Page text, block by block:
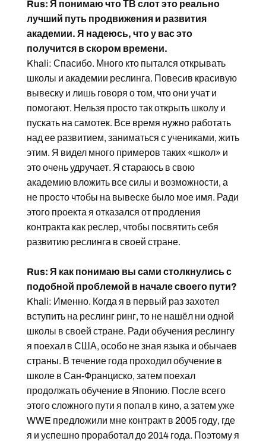
Rus: Я понимаю что ТВ слот это реально
лучший путь продвижения и развития
академии. Я надеюсь, что у вас это
получится в скором времени.
Khali: Спасибо. Много кто пытался открывать
школы и академии реслинга. Повесив красивую
вывеску и лишь говоря о том, что они учат и
помогают. Нельзя просто так открыть школу и
пускать на самотек. Все время нужно работать
над ее развитием, заниматься с учениками, жить
этим. Я видел много примеров таких «школ» и
это очень удручает. Я стараюсь в свою
академию вложить все силы и возможности, а
не просто чтобы на вывеске было мое имя. Ради
этого проекта я отказался от продления
контракта как реслер, чтобы посвятить себя
развитию реслинга в своей стране.
Rus: Я как понимаю вы сами столкнулись с
подобной проблемой в начале своего пути?
Khali: Именно. Когда я в первый раз захотел
вступить на реслинг ринг, то не нашёл ни одной
школы в своей стране. Ради обучения реслингу
я поехал в США, особо не зная языка и обычаев
страны. В течение года проходил обучение в
школе в Сан-Франциско, затем поехал
продолжать обучение в Японию. После всего
этого сложного пути я попал в кино, а затем уже
WWE предложили мне контракт в 2005 году, где
я и успешно проработал до 2014 года. Поэтому я